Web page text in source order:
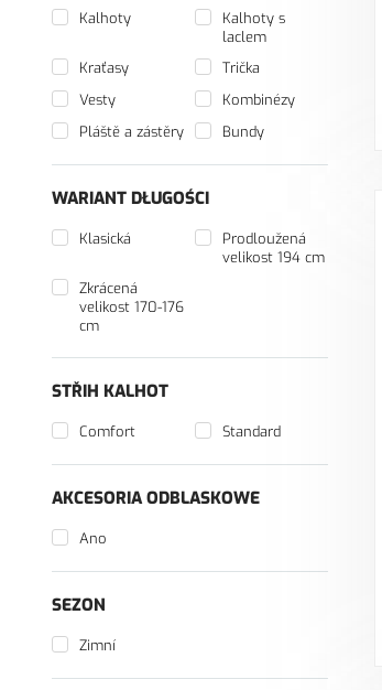
Kalhoty
Kalhoty s
laclem
Kraťasy
Trička
Vesty
Kombinézy
Pláště a zástěry
Bundy
WARIANT DŁUGOŚCI
Klasická
Prodloužená
velikost 194 cm
Zkrácená
velikost 170-176
cm
STŘIH KALHOT
Comfort Standard
AKCESORIA ODBLASKOWE
Ano
SEZON
Zimní